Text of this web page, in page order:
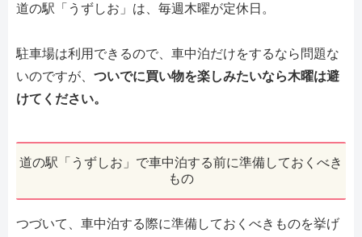
道の駅「うずしお」は、毎週木曜が定休日。
駐車場は利用できるので、車中泊だけをするなら問題な
いのですが、 ついでに買い物を楽しみたいなら木曜は避
けてください。
道の駅「うずしお」で車中泊する前に準備しておくべき
もの
つづいて、車中泊する際に準備しておくべきものを挙げ